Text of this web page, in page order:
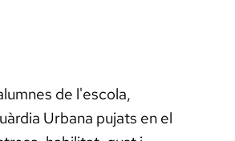
de l'escola,
Urbana pujats en el